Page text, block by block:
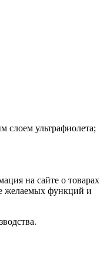
ультрафиолета;
на сайте о товарах
желаемых функций и